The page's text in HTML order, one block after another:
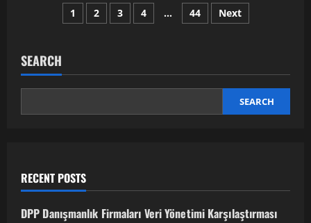
Choose
the
Smooth
and
Posts
1 2 3 4 … 44 Next
SEARCH
SEARCH
RECENT POSTS
DPP Danışmanlık Firmaları Veri Yönetimi Karşılaştırması